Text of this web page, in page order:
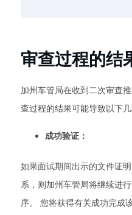
审查过程的结
加州车管局在收到二次审查
查过程的结果可能导致以下几
成功验证：
如果面试期间出示的文件证
系，则加州车管局将继续进
序。 您将获得有关成功完成